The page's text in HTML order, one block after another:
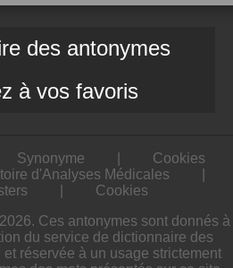
des antonymes
à vos favoris
Synonyme
Cookies
d'Analyses Médicales
Cookies
Ces antonymes sont donnés à
du service de dictionnaire des
réservée à un usage strictement